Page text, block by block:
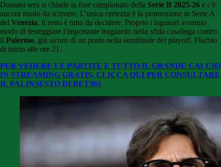
Domani sera si chiude la fase campionato della Serie B 2025-26 e c'è
ancora molto da scrivere. L'unica certezza è la promozione in Serie A
del Venezia, il resto è tutto da decidere. Proprio i lagunari avranno
modo di festeggiare l'importante traguardo nella sfida casalinga contro
il Palermo, già sicuro di un posto nella semifinale del playoff. Fischio
di inizio alle ore 21.
PER VEDERE LE PARTITE E TUTTO IL GRANDE CALCIO
IN STREAMING GRATIS, CLICCA QUI PER CONSULTARE
IL PALINSESTO DI BET365